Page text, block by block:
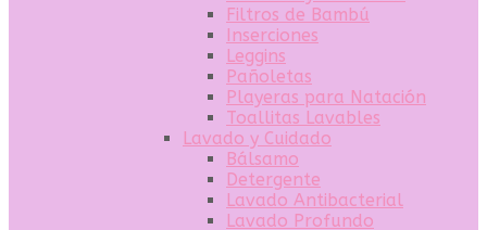
Filtros de Bambú
Inserciones
Leggins
Pañoletas
Playeras para Natación
Toallitas Lavables
Lavado y Cuidado
Bálsamo
Detergente
Lavado Antibacterial
Lavado Profundo